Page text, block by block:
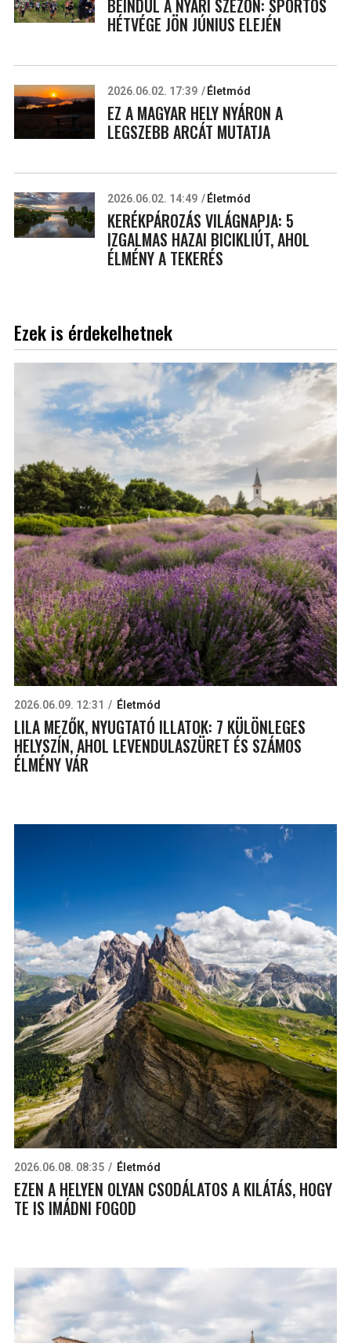
BEINDUL A NYÁRI SZEZON: SPORTOS
HÉTVÉGE JÖN JÚNIUS ELEJÉN
2026.06.02. 17:39 Életmód
EZ A MAGYAR HELY NYÁRON A
LEGSZEBB ARCÁT MUTATJA
2026.06.02. 14:49 Életmód
KERÉKPÁROZÁS VILÁGNAPJA: 5
IZGALMAS HAZAI BICIKLIÚT, AHOL
ÉLMÉNY A TEKERÉS
Ezek is érdekelhetnek
2026.06.09. 12:31 Életmód
LILA MEZŐK, NYUGTATÓ ILLATOK: 7 KÜLÖNLEGES
HELYSZÍN, AHOL LEVENDULASZÜRET ÉS SZÁMOS
ÉLMÉNY VÁR
2026.06.08. 08:35 Életmód
EZEN A HELYEN OLYAN CSODÁLATOS A KILÁTÁS, HOGY
TE IS IMÁDNI FOGOD